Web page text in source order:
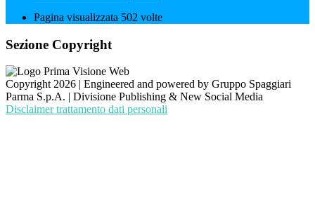
Pagina visualizzata 502 volte
Sezione Copyright
Copyright 2026 | Engineered and powered by Gruppo Spaggiari
Parma S.p.A. | Divisione Publishing & New Social Media
Disclaimer trattamento dati personali